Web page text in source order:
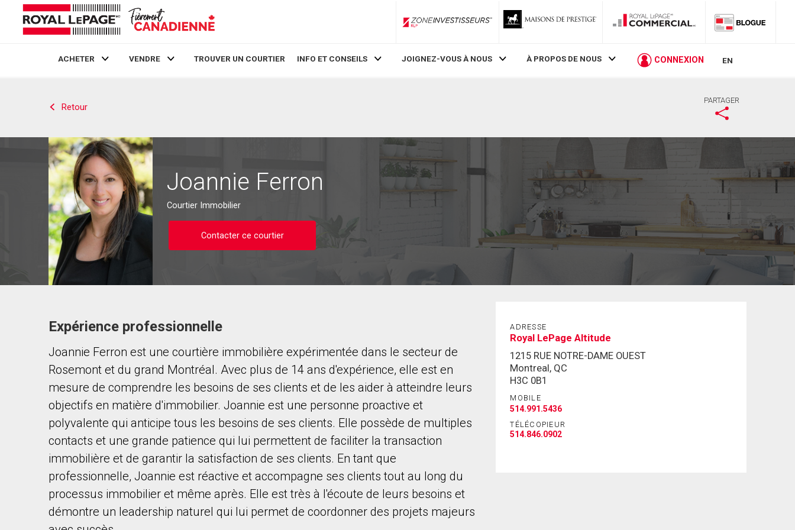
ZoneInvestisseurs RLP
ACHETER VENDRE TROUVER UN COURTIER INFO ET CONSEILS JOIGNEZ-VOUS À NOUS À PROPOS DE NOUS CONNEXION EN
Retour
PARTAGER
Joannie Ferron
Courtier Immobilier
Contacter ce courtier
Contacter ce courtier
Prénom
Nom
Courriel
(Optionnel)
Message
Expérience professionnelle
Joannie Ferron est une courtière immobilière expérimentée dans le secteur de
Rosemont et du grand Montréal. Avec plus de 14 ans d'expérience, elle est en
mesure de comprendre les besoins de ses clients et de les aider à atteindre leurs
objectifs en matière d'immobilier. Joannie est une personne proactive et
polyvalente qui anticipe tous les besoins de ses clients. Elle possède de multiples
contacts et une grande patience qui lui permettent de faciliter la transaction
immobilière et de garantir la satisfaction de ses clients. En tant que
professionnelle, Joannie est réactive et accompagne ses clients tout au long du
processus immobilier et même après. Elle est très à l'écoute de leurs besoins et
démontre un leadership naturel qui lui permet de coordonner des projets majeurs
ADRESSE
Royal LePage Altitude
1215 RUE NOTRE-DAME OUEST
Montreal, QC
H3C 0B1
MOBILE
514.991.5436
TÉLÉCOPIEUR
514.846.0902